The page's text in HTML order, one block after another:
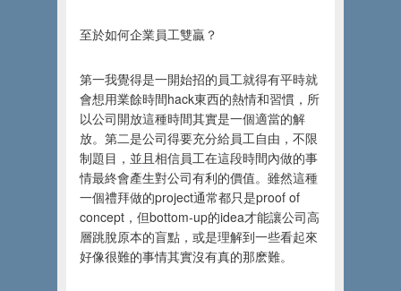
至於如何企業員工雙贏？
第一我覺得是一開始招的員工就得有平時就
會想用業餘時間hack東西的熱情和習慣，所
以公司開放這種時間其實是一個適當的解
放。第二是公司得要充分給員工自由，不限
制題目，並且相信員工在這段時間內做的事
情最終會產生對公司有利的價值。雖然這種
一個禮拜做的project通常都只是proof of
concept，但bottom-up的idea才能讓公司高
層跳脫原本的盲點，或是理解到一些看起來
好像很難的事情其實沒有真的那麽難。